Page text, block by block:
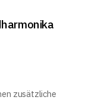
zusätzliche